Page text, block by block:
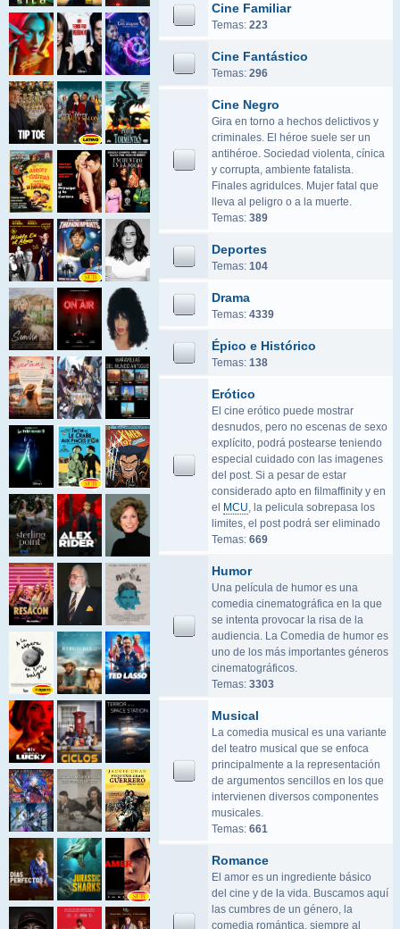
Cine Familiar
Temas: 223
Cine Fantástico
Temas: 296
Cine Negro
Gira en torno a hechos delictivos y
criminales. El héroe suele ser un
antihéroe. Sociedad violenta, cínica
y corrupta, ambiente fatalista.
Finales agridulces. Mujer fatal que
lleva al peligro o a la muerte.
Temas: 389
Deportes
Temas: 104
Drama
Temas: 4339
Épico e Histórico
Temas: 138
Erótico
El cine erótico puede mostrar
desnudos, pero no escenas de sexo
explícito, podrá postearse teniendo
especial cuidado con las imagenes
del post. Si a pesar de estar
considerado apto en filmaffinity y en
el
MCU, la pelicula sobrepasa los
limites, el post podrá ser eliminado
Temas: 669
Humor
Una película de humor es una
comedia cinematográfica en la que
se intenta provocar la risa de la
audiencia. La Comedia de humor es
uno de los más importantes géneros
cinematográficos.
Temas: 3303
Musical
La comedia musical es una variante
del teatro musical que se enfoca
principalmente a la representación
de argumentos sencillos en los que
intervienen diversos componentes
musicales.
Temas: 661
Romance
El amor es un ingrediente básico
del cine y de la vida. Buscamos aquí
las cumbres de un género, la
comedia romántica, siempre al